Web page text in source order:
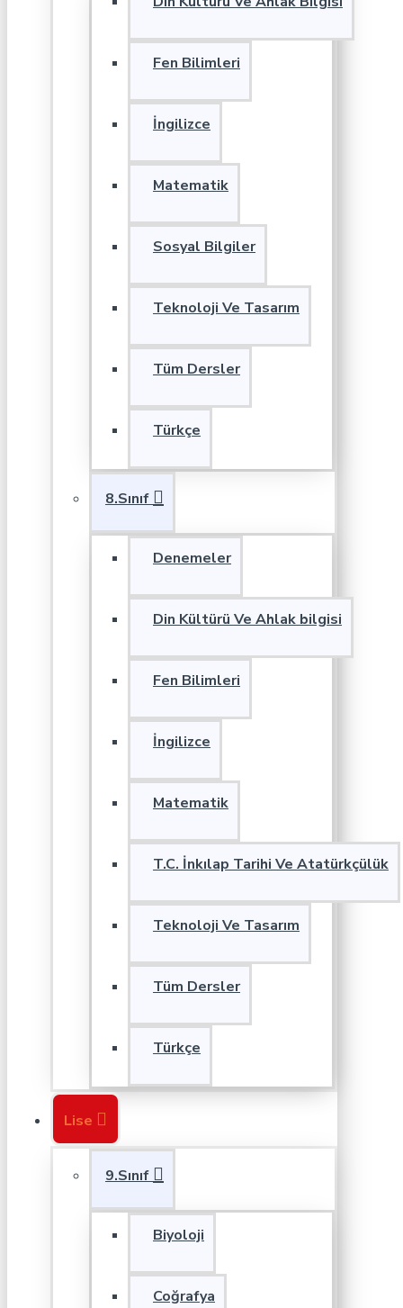
Fen Bilimleri
İngilizce
Matematik
Sosyal Bilgiler
Teknoloji Ve Tasarım
Tüm Dersler
Türkçe
8.Sınıf
Denemeler
Din Kültürü Ve Ahlak bilgisi
Fen Bilimleri
İngilizce
Matematik
T.C. İnkılap Tarihi Ve Atatürkçülük
Teknoloji Ve Tasarım
Tüm Dersler
Türkçe
Lise
9.Sınıf
Biyoloji
Coğrafya